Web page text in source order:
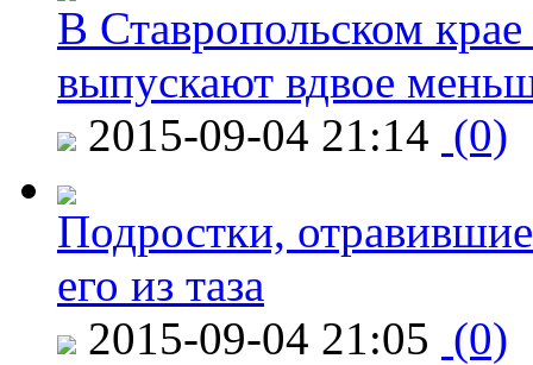
В Ставропольском
выпускают вдвое
2015-09-04 21:14 (0)
Подростки,
его из таза
2015-09-04 21:05 (0)